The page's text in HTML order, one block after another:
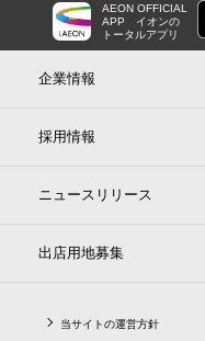
AEON OFFICIAL
APP
イオンの
トータルアプリ
企業情報
採用情報
ニュースリリース
出店用地募集
当サイトの運営方針